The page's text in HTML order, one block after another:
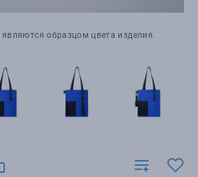
образцом цвета изделия.